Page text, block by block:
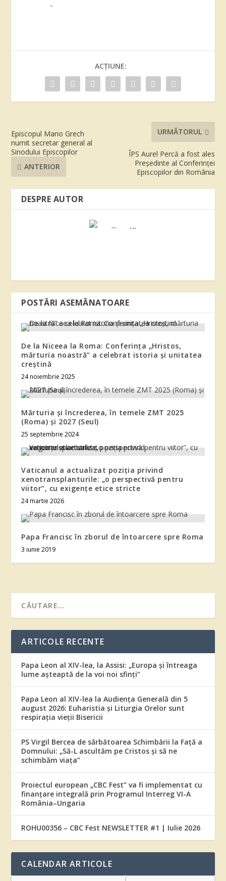
ACȚIUNE:
Episcopul Mario Grech
numit secretar general al
Sinodului Episcopilor
ANTERIOR
URMĂTORUL
ÎPS Aurel Percă a fost ales
Președinte al Conferinței
Episcopilor din România
DESPRE AUTOR
...
POSTĂRI ASEMĂNATOARE
De la Niceea la Roma: Conferința „Hristos,
mărturia noastră” a celebrat istoria și unitatea
creștină
24 noiembrie 2025
Mărturia și încrederea, în temele ZMT 2025
(Roma) și 2027 (Seul)
25 septembrie 2024
Vaticanul a actualizat poziția privind
xenotransplanturile: „o perspectivă pentru
viitor”, cu exigențe etice stricte
24 martie 2026
Papa Francisc în zborul de întoarcere spre Roma
3 iunie 2019
ARTICOLE RECENTE
Papa Leon al XIV-lea, la Assisi: „Europa și întreaga
lume așteaptă de la voi noi sfinți”
Papa Leon al XIV-lea la Audiența Generală din 5
august 2026: Euharistia și Liturgia Orelor sunt
respirația vieții Bisericii
PS Virgil Bercea de sărbătoarea Schimbării la Față a
Domnului: „Să-L ascultăm pe Cristos și să ne
schimbăm viața”
Proiectul european „CBC Fest” va fi implementat cu
finanțare integrală prin Programul Interreg VI-A
România–Ungaria
ROHU00356 – CBC Fest NEWSLETTER #1 | Iulie 2026
CALENDAR ARTICOLE